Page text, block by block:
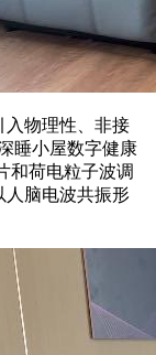
入物理性、非接
睡小屋数字健康
和荷电粒子波调
人脑电波共振形